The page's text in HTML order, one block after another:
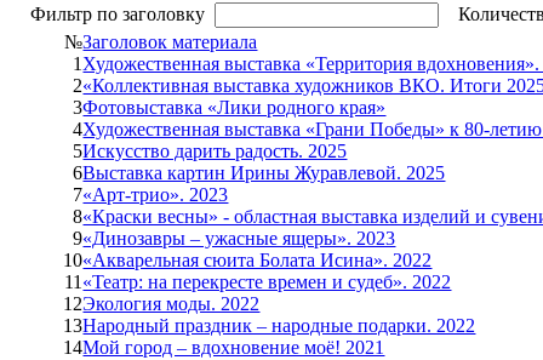
Фильтр по заголовку
№Заголовок материала
1Художественная выставка «Территория
2«Коллективная выставка художников ВКО. Итоги
3Фотовыставка «Лики родного края»
4Художественная выставка «Грани Победы» к 80-
5Искусство дарить радость. 2025
6Выставка картин Ирины Журавлевой. 2025
7«Арт-трио». 2023
8«Краски весны» - областная выставка изделий и
9«Динозавры – ужасные ящеры». 2023
10«Акварельная сюита Болата Исина». 2022
11«Театр: на перекресте времен и судеб». 2022
12Экология моды. 2022
13Народный праздник – народные подарки. 2022
14Мой город – вдохновение моё! 2021